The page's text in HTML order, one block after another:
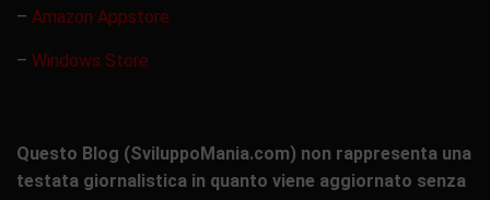
– Amazon Appstore
– Windows Store
Questo Blog (SviluppoMania.com) non rappresenta una
testata giornalistica in quanto viene aggiornato senza